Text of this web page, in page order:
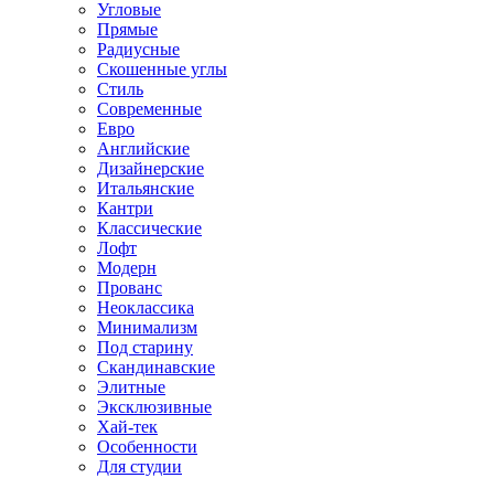
Угловые
Прямые
Радиусные
Скошенные углы
Стиль
Современные
Евро
Английские
Дизайнерские
Итальянские
Кантри
Классические
Лофт
Модерн
Прованс
Неоклассика
Минимализм
Под старину
Скандинавские
Элитные
Эксклюзивные
Хай-тек
Особенности
Для студии